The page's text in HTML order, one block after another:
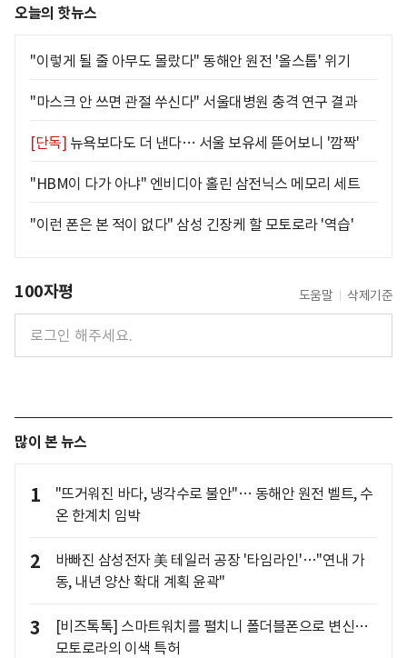
오늘의 핫뉴스
"이렇게 될 줄 아무도 몰랐다" 동해안 원전 '올스톱' 위기
"마스크 안 쓰면 관절 쑤신다" 서울대병원 충격 연구 결과
[단독] 뉴욕보다도 더 낸다… 서울 보유세 뜯어보니 '깜짝'
"HBM이 다가 아냐" 엔비디아 홀린 삼전닉스 메모리 세트
"이런 폰은 본 적이 없다" 삼성 긴장케 할 모토로라 '역습'
100자평 도움말 삭제기준
많이 본 뉴스
1
"뜨거워진 바다, 냉각수로 불안"… 동해안 원전 벨트, 수
온 한계치 임박
2
바빠진 삼성전자 美 테일러 공장 '타임라인'…"연내 가
동, 내년 양산 확대 계획 윤곽"
3
[비즈톡톡] 스마트워치를 펼치니 폴더블폰으로 변신…
모토로라의 이색 특허